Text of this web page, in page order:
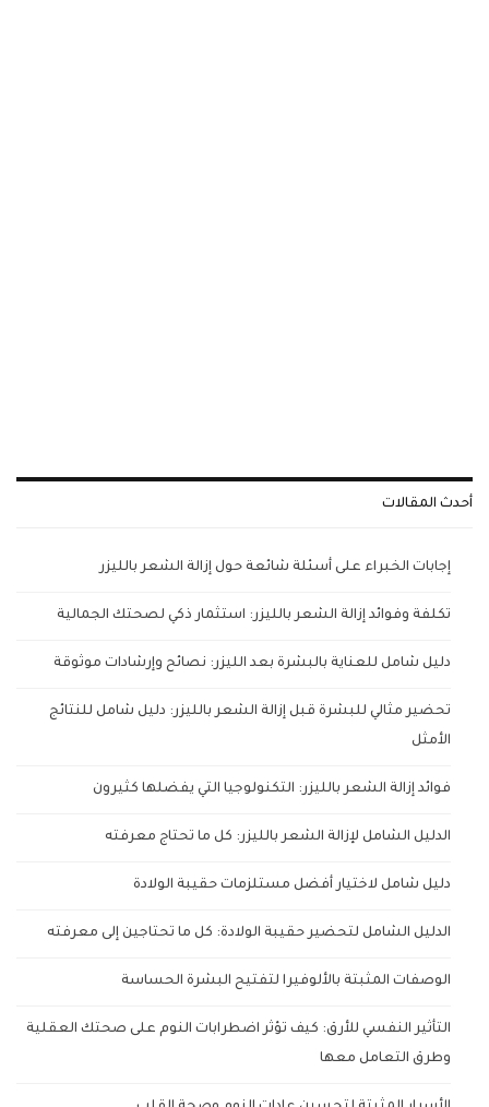
أحدث المقالات
إجابات الخبراء على أسئلة شائعة حول إزالة الشعر بالليزر
تكلفة وفوائد إزالة الشعر بالليزر: استثمار ذكي لصحتك الجمالية
دليل شامل للعناية بالبشرة بعد الليزر: نصائح وإرشادات موثوقة
تحضير مثالي للبشرة قبل إزالة الشعر بالليزر: دليل شامل للنتائج
الأمثل
فوائد إزالة الشعر بالليزر: التكنولوجيا التي يفضلها كثيرون
الدليل الشامل لإزالة الشعر بالليزر: كل ما تحتاج معرفته
دليل شامل لاختيار أفضل مستلزمات حقيبة الولادة
الدليل الشامل لتحضير حقيبة الولادة: كل ما تحتاجين إلى معرفته
الوصفات المثبتة بالألوفيرا لتفتيح البشرة الحساسة
التأثير النفسي للأرق: كيف تؤثر اضطرابات النوم على صحتك العقلية
وطرق التعامل معها